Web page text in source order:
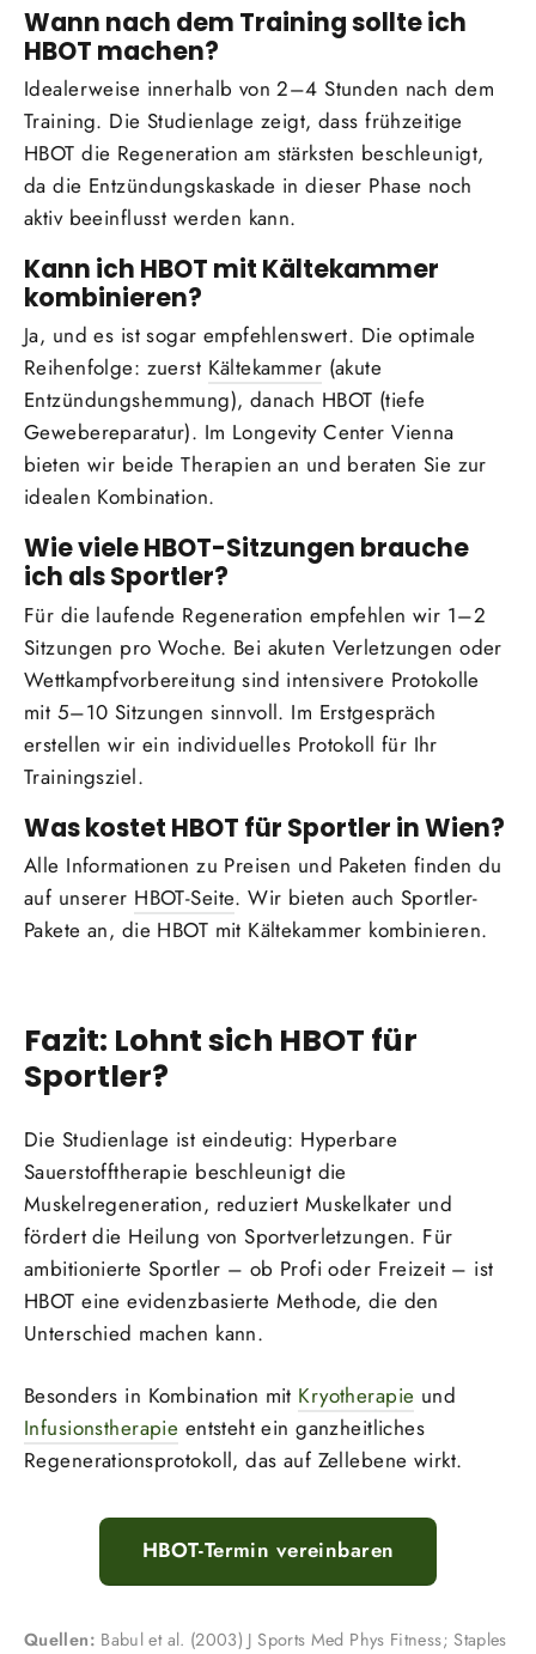
Wann nach dem Training sollte ich
HBOT machen?
Idealerweise innerhalb von 2–4 Stunden nach dem
Training. Die Studienlage zeigt, dass frühzeitige
HBOT die Regeneration am stärksten beschleunigt,
da die Entzündungskaskade in dieser Phase noch
aktiv beeinflusst werden kann.
Kann ich HBOT mit Kältekammer
kombinieren?
Ja, und es ist sogar empfehlenswert. Die optimale
Reihenfolge: zuerst Kältekammer (akute
Entzündungshemmung), danach HBOT (tiefe
Gewebereparatur). Im Longevity Center Vienna
bieten wir beide Therapien an und beraten Sie zur
idealen Kombination.
Wie viele HBOT-Sitzungen brauche
ich als Sportler?
Für die laufende Regeneration empfehlen wir 1–2
Sitzungen pro Woche. Bei akuten Verletzungen oder
Wettkampfvorbereitung sind intensivere Protokolle
mit 5–10 Sitzungen sinnvoll. Im Erstgespräch
erstellen wir ein individuelles Protokoll für Ihr
Trainingsziel.
Was kostet HBOT für Sportler in Wien?
Alle Informationen zu Preisen und Paketen finden du
auf unserer HBOT-Seite. Wir bieten auch Sportler-
Pakete an, die HBOT mit Kältekammer kombinieren.
Fazit: Lohnt sich HBOT für
Sportler?
Die Studienlage ist eindeutig: Hyperbare
Sauerstofftherapie beschleunigt die
Muskelregeneration, reduziert Muskelkater und
fördert die Heilung von Sportverletzungen. Für
ambitionierte Sportler – ob Profi oder Freizeit – ist
HBOT eine evidenzbasierte Methode, die den
Unterschied machen kann.
Besonders in Kombination mit Kryotherapie und
Infusionstherapie entsteht ein ganzheitliches
Regenerationsprotokoll, das auf Zellebene wirkt.
HBOT-Termin vereinbaren
Quellen: Babul et al. (2003) J Sports Med Phys Fitness; Staples